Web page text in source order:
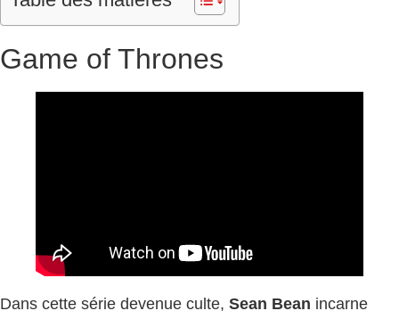
Game of Thrones
Dans cette série devenue culte, Sean Bean incarne